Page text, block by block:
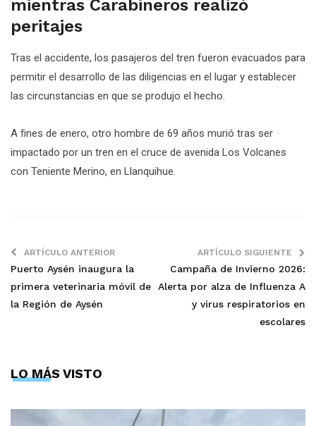
mientras Carabineros realizó
peritajes
Tras el accidente, los pasajeros del tren fueron evacuados para
permitir el desarrollo de las diligencias en el lugar y establecer
las circunstancias en que se produjo el hecho.
A fines de enero, otro hombre de 69 años murió tras ser
impactado por un tren en el cruce de avenida Los Volcanes
con Teniente Merino, en Llanquihue.
ARTÍCULO ANTERIOR
Puerto Aysén inaugura la
primera veterinaria móvil de
la Región de Aysén
ARTÍCULO SIGUIENTE
Campaña de Invierno 2026:
Alerta por alza de Influenza A
y virus respiratorios en
escolares
LO MÁS VISTO